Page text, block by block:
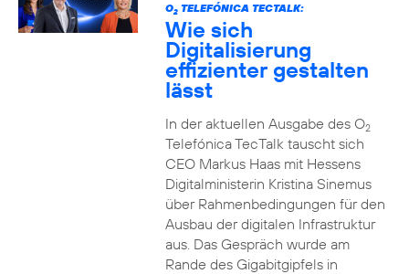
O2TELEFÓNICA TECTALK:
Wie sich
Digitalisierung
effizienter gestalten
lässt
In der aktuellen Ausgabe des O2
Telefónica TecTalk tauscht sich
CEO Markus Haas mit Hessens
Digitalministerin Kristina Sinemus
über Rahmenbedingungen für den
Ausbau der digitalen Infrastruktur
aus. Das Gespräch wurde am
Rande des Gigabitgipfels in